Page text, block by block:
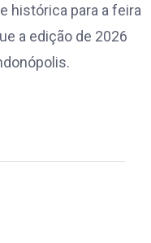
histórica para a feira
a edição de 2026